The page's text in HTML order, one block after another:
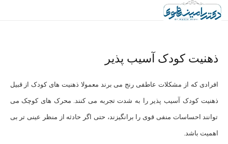
ذهنیت کودک آسیب پذیر
افرادی که از مشکلات عاطفی رنج می برند معمولا ذهنیت های کودک از قبیل
ذهنیت کودک آسیب پذیر را به شدت تجربه می کنند. محرک های کوچک می
توانند احساسات منفی قوی را برانگیزند، حتی اگر حادثه از منظر عینی تر بی
اهمیت باشد.